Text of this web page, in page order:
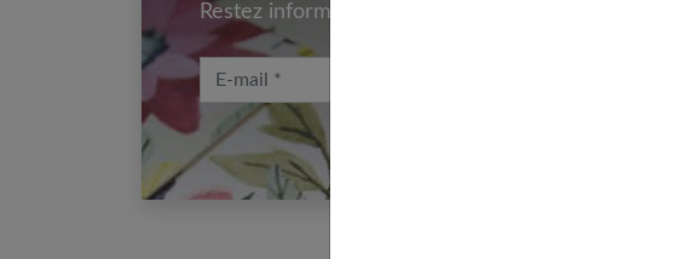
Restez informé en vous inscrivant à notre newsletter
E-mail